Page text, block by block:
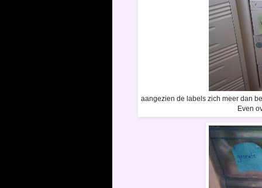
aangezien de labels zich meer dan
Even